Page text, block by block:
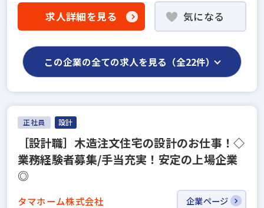
求人詳細を見る 気になる
この企業の全ての求人を見る（全22件）
正社員 設計
［設計職］木造注文住宅の設計のお仕事！◇
業務経験者募集/手当充実！安定の上場企業
◎
タマホーム株式会社 企業ページ